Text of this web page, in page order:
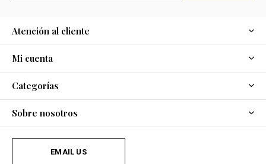
Atención al cliente
Mi cuenta
Categorías
Sobre nosotros
EMAIL US